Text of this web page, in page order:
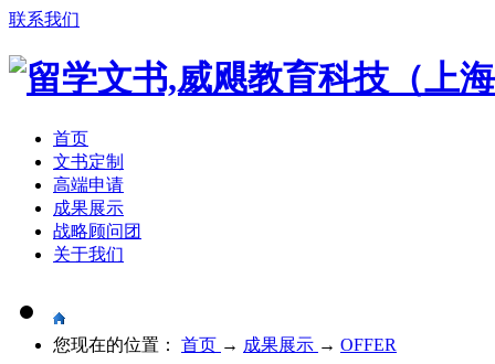
联系我们
首页
文书定制
高端申请
成果展示
战略顾问团
关于我们
您现在的位置： 首页 → 成果展示 → OFFER